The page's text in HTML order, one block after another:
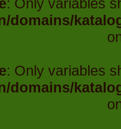
domains/
: Only variables
domains/